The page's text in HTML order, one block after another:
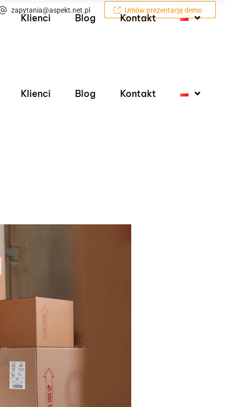
zapytania@aspekt.net.pl Umów prezentację demo
Klienci Blog Kontakt
Klienci Blog Kontakt